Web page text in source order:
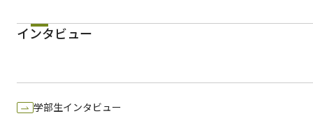
インタビュー
学部生インタビュー